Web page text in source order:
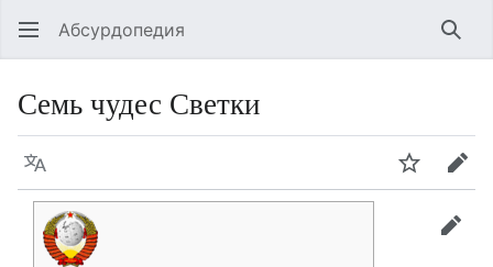
Абсурдопедия
Семь чудес Светки
Язык